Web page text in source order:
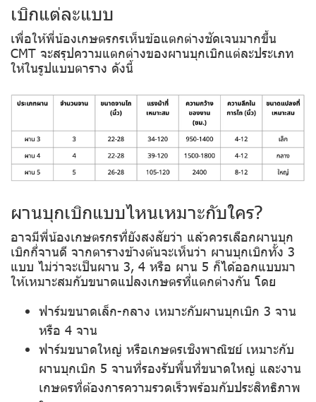
เบิกแต่ละแบบ
เพื่อให้พี่น้องเกษตรกรเห็นข้อแตกต่างชัดเจนมากขึ้น
CMT จะสรุปความแตกต่างของผานบุกเบิกแต่ละประเภท
ให้ในรูปแบบตาราง ดังนี้
ผานบุกเบิกแบบไหนเหมาะกับใคร?
อาจมีพี่น้องเกษตรกรที่ยังสงสัยว่า แล้วควรเลือกผานบุก
เบิกกี่จานดี จากตารางข้างต้นจะเห็นว่า ผานบุกเบิกทั้ง 3
แบบ ไม่ว่าจะเป็นผาน 3, 4 หรือ ผาน 5 ก็ได้ออกแบบมา
ให้เหมาะสมกับขนาดแปลงเกษตรที่แตกต่างกัน โดย
ฟาร์มขนาดเล็ก-กลาง เหมาะกับผานบุกเบิก 3 จาน
หรือ 4 จาน
ฟาร์มขนาดใหญ่ หรือเกษตรเชิงพาณิชย์ เหมาะกับ
ผานบุกเบิก 5 จานที่รองรับพื้นที่ขนาดใหญ่ และงาน
เกษตรที่ต้องการความรวดเร็วพร้อมกับประสิทธิภาพ